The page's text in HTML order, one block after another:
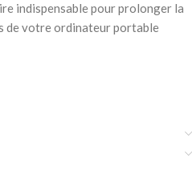
indispensable pour prolonger la
de votre ordinateur portable